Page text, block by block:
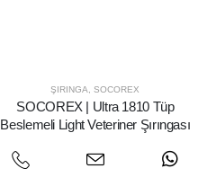
ŞIRINGA ,SOCOREX
SOCOREX | Ultra 1810 Tüp
Beslemeli Light Veteriner Şırıngası